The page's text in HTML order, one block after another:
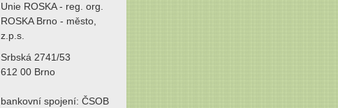
Unie ROSKA - reg. org.
ROSKA Brno - město,
z.p.s.
Srbská 2741/53
612 00 Brno
bankovní spojení: ČSOB